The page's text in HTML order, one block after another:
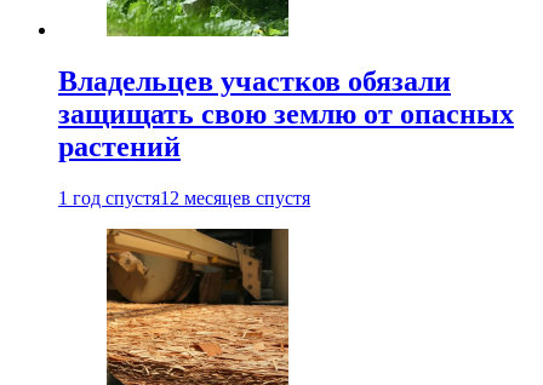
Владельцев участков обязали
защищать свою землю от опасных
растений
1 год спустя12 месяцев спустя